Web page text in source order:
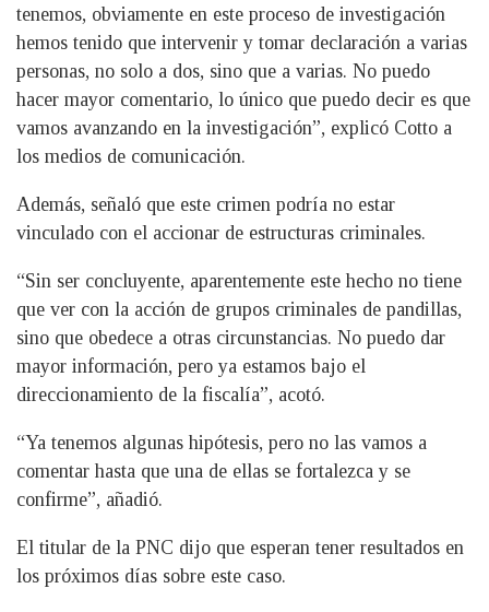
tenemos, obviamente en este proceso de investigación
hemos tenido que intervenir y tomar declaración a varias
personas, no solo a dos, sino que a varias. No puedo
hacer mayor comentario, lo único que puedo decir es que
vamos avanzando en la investigación”, explicó Cotto a
los medios de comunicación.
Además, señaló que este crimen podría no estar
vinculado con el accionar de estructuras criminales.
“Sin ser concluyente, aparentemente este hecho no tiene
que ver con la acción de grupos criminales de pandillas,
sino que obedece a otras circunstancias. No puedo dar
mayor información, pero ya estamos bajo el
direccionamiento de la fiscalía”, acotó.
“Ya tenemos algunas hipótesis, pero no las vamos a
comentar hasta que una de ellas se fortalezca y se
confirme”, añadió.
El titular de la PNC dijo que esperan tener resultados en
los próximos días sobre este caso.